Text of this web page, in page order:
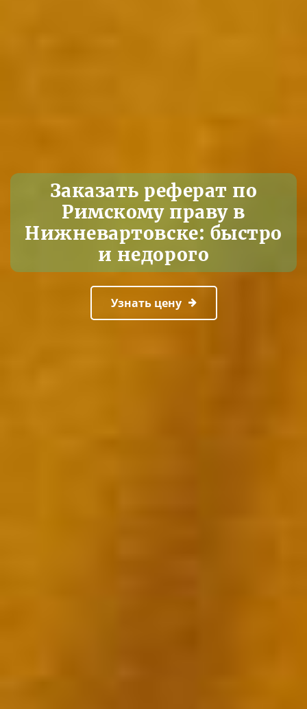
Заказать реферат по
Римскому праву в
Нижневартовске: быстро
и недорого
Узнать цену